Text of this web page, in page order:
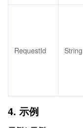
RequestId String
4. 示例